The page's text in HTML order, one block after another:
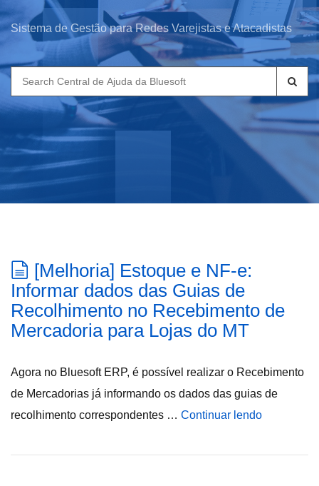
Sistema de Gestão para Redes Varejistas e Atacadistas
Search
for:
[Melhoria] Estoque e NF-e:
Informar dados das Guias de
Recolhimento no Recebimento de
Mercadoria para Lojas do MT
Agora no Bluesoft ERP, é possível realizar o Recebimento
de Mercadorias já informando os dados das guias de
recolhimento correspondentes … Continuar lendo